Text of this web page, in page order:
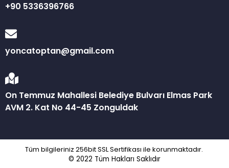
+90 5336396766
yoncatoptan@gmail.com
On Temmuz Mahallesi Belediye Bulvarı Elmas Park
AVM 2. Kat No 44-45 Zonguldak
Tüm bilgileriniz 256bit SSL Sertifikası ile korunmaktadır.
© 2022 Tüm Hakları Saklıdır